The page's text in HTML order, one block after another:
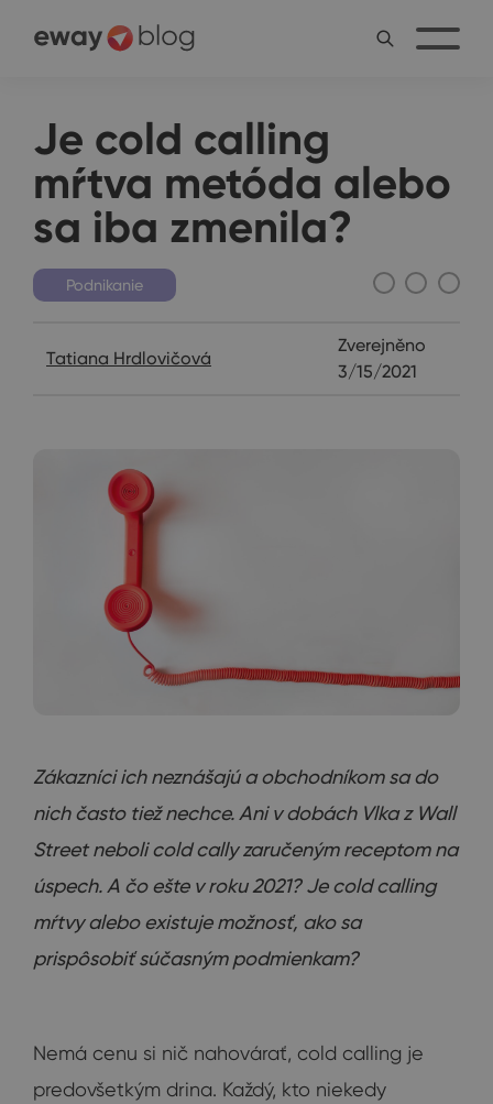
Je cold calling
mŕtva metóda alebo
sa iba zmenila?
Podnikanie
Tatiana Hrdlovičová
Zverejněno
3/15/2021
Zákazníci ich neznášajú a obchodníkom sa do
nich často tiež nechce. Ani v dobách Vlka z Wall
Street neboli cold cally zaručeným receptom na
úspech. A čo ešte v roku 2021? Je cold calling
mŕtvy alebo existuje možnosť, ako sa
prispôsobiť súčasným podmienkam?
Nemá cenu si nič nahovárať, cold calling je
predovšetkým drina. Každý, kto niekedy